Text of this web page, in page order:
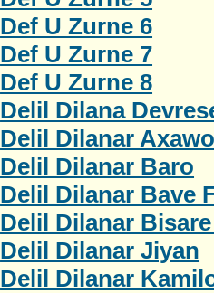
Def U Zurne 6
Def U Zurne 7
Def U Zurne 8
Delil Dilana
Delil Dilanar
Delil Dilanar Baro
Delil Dilanar Bave
Delil Dilanar
Delil Dilanar Jiyan
Delil Dilanar